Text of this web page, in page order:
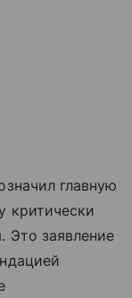
главную
критически
Это заявление